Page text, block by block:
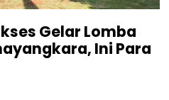
Gelar Lomba
Ini Para